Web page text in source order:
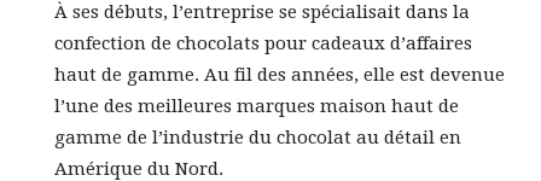
À ses débuts, l’entreprise se spécialisait dans la
confection de chocolats pour cadeaux d’affaires
haut de gamme. Au fil des années, elle est devenue
l’une des meilleures marques maison haut de
gamme de l’industrie du chocolat au détail en
Amérique du Nord.